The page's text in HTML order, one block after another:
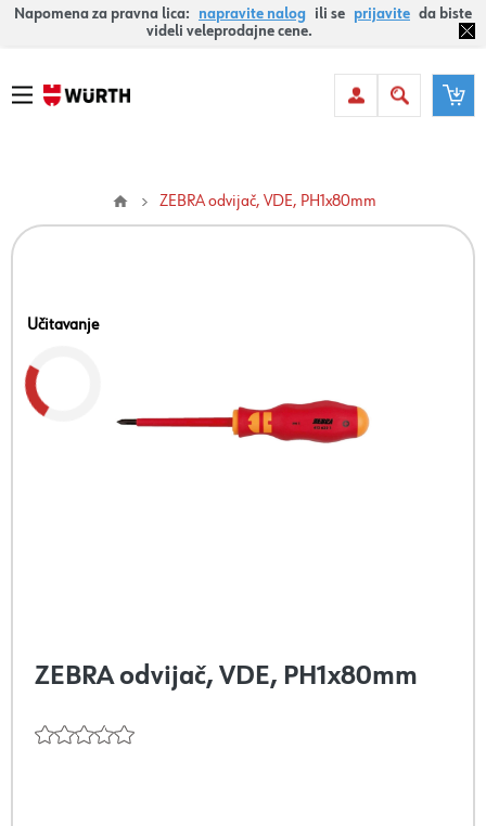
Napomena za pravna lica: napravite nalog ili se prijavite da biste
videli veleprodajne cene.
ZEBRA odvijač, VDE, PH1x80mm
Učitavanje
ZEBRA odvijač, VDE, PH1x80mm